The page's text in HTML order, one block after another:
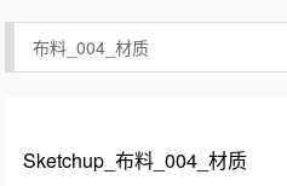
布料_004_材质
Sketchup_布料_004_材质